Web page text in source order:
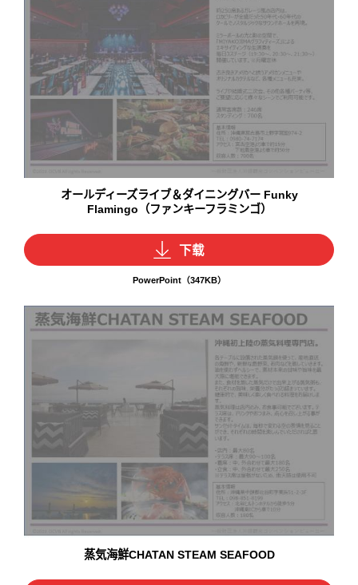
オールディーズライブ＆ダイニングバー Funky
Flamingo（ファンキーフラミンゴ）
下载
PowerPoint（347KB）
蒸気海鮮CHATAN STEAM SEAFOOD